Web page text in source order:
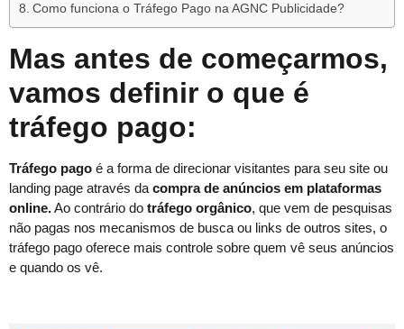
Como funciona o Tráfego Pago na AGNC Publicidade?
Mas antes de começarmos,
vamos definir o que é
tráfego pago:
Tráfego pago é a forma de direcionar visitantes para seu site ou
landing page através da compra de anúncios em plataformas
online.Ao contrário do tráfego orgânico, que vem de pesquisas
não pagas nos mecanismos de busca ou links de outros sites, o
tráfego pago oferece mais controle sobre quem vê seus anúncios
e quando os vê.